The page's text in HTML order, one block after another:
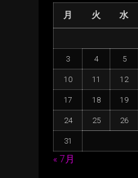
月 火 水
3 4 5
10 11 12
17 18 19
24 25 26
31
« 7月